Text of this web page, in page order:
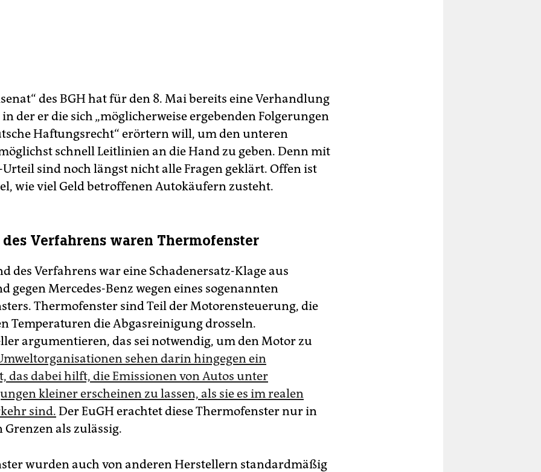
des BGH hat für den 8. Mai bereits eine Verhandlung
der er die sich „möglicherweise ergebenden Folgerungen
Haftungsrecht“ erörtern will, um den unteren
schnell Leitlinien an die Hand zu geben. Denn mit
Urteil sind noch längst nicht alle Fragen geklärt. Offen ist
wie viel Geld betroffenen Autokäufern zusteht.
Verfahrens waren Thermofenster
des Verfahrens war eine Schadenersatz-Klage aus
gegen Mercedes-Benz wegen eines sogenannten
Thermofenster sind Teil der Motorensteuerung, die
Temperaturen die Abgasreinigung drosseln.
argumentieren, das sei notwendig, um den Motor zu
sehen darin hingegen ein
das dabei hilft, die Emissionen von Autos unter
kleiner erscheinen zu lassen, als sie es im realen
sind. Der EuGH erachtet diese Thermofenster nur in
Grenzen als zulässig.
wurden auch von anderen Herstellern standardmäßig